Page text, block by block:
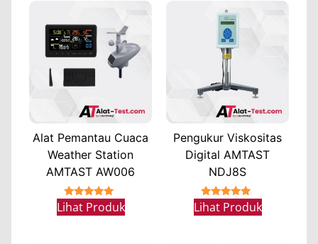
Alat Pemantau Cuaca
Weather Station
AMTAST AW006
★★★★★
Lihat Produk
Pengukur Viskositas
Digital AMTAST
NDJ8S
★★★★★
Lihat Produk